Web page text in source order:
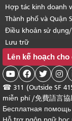
Hợp tác kinh doanh
Thành phố và Quận
Điều khoản sử
Lưu trữ
Lên kế hoạch
   
☎ 311 (Outside SF
miễn phí /免費語言協
Бесплатная помощь